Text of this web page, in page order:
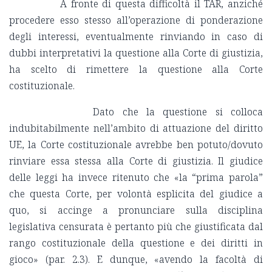
A fronte di questa difficoltà il TAR, anziché
procedere esso stesso all’operazione di ponderazione
degli interessi, eventualmente rinviando in caso di
dubbi interpretativi la questione alla Corte di giustizia,
ha scelto di rimettere la questione alla Corte
costituzionale.
Dato che la questione si colloca
indubitabilmente nell’ambito di attuazione del diritto
UE, la Corte costituzionale avrebbe ben potuto/dovuto
rinviare essa stessa alla Corte di giustizia. Il giudice
delle leggi ha invece ritenuto che «la “prima parola”
che questa Corte, per volontà esplicita del giudice a
quo, si accinge a pronunciare sulla disciplina
legislativa censurata è pertanto più che giustificata dal
rango costituzionale della questione e dei diritti in
gioco» (par. 2.3). E dunque, «avendo la facoltà di